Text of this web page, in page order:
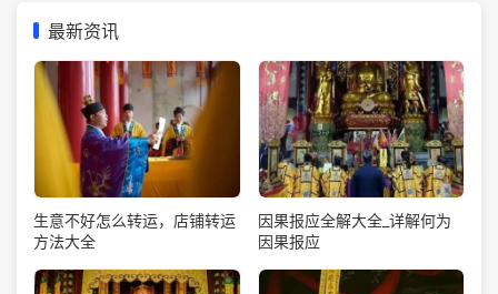
最新资讯
生意不好怎么转运，店铺转运
方法大全
因果报应全解大全_详解何为
因果报应